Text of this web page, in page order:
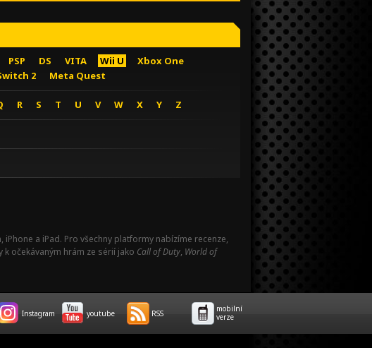
PSP DS VITA Wii U
Xbox One
2 Meta Quest
R S T U V W X Y Z
iPhone a iPad. Pro všechny platformy nabízíme recenze,
očekávaným hrám ze sérií jako Call of Duty, World of
Instagram youtube RSS
mobilní
verze